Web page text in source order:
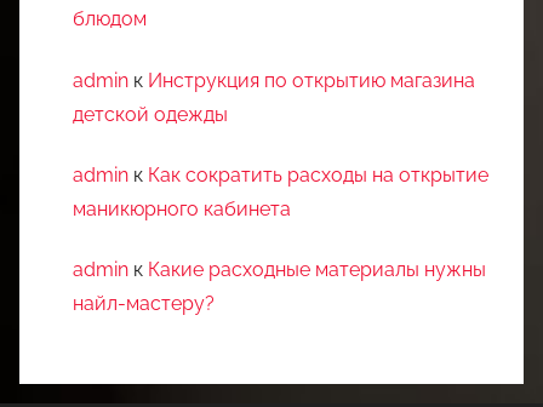
блюдом
admin к Инструкция по открытию магазина
детской одежды
admin к Как сократить расходы на открытие
маникюрного кабинета
admin к Какие расходные материалы нужны
найл-мастеру?